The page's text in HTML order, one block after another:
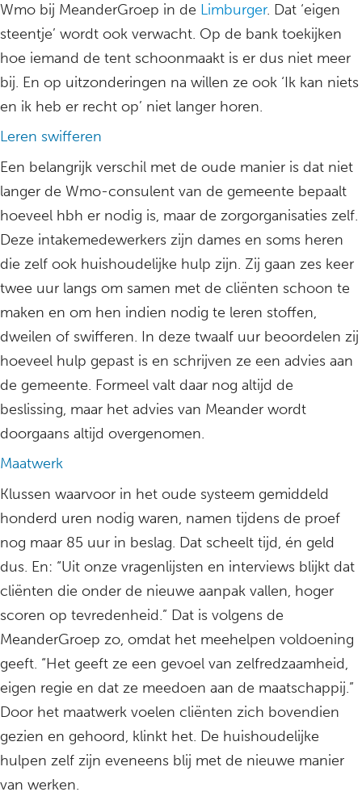
Wmo bij MeanderGroep in de Limburger. Dat ‘eigen
steentje’ wordt ook verwacht. Op de bank toekijken
hoe iemand de tent schoonmaakt is er dus niet meer
bij. En op uitzonderingen na willen ze ook ‘Ik kan niets
en ik heb er recht op’ niet langer horen.
Leren swifferen
Een belangrijk verschil met de oude manier is dat niet
langer de Wmo-consulent van de gemeente bepaalt
hoeveel hbh er nodig is, maar de zorgorganisaties zelf.
Deze intakemedewerkers zijn dames en soms heren
die zelf ook huishoudelijke hulp zijn. Zij gaan zes keer
twee uur langs om samen met de cliënten schoon te
maken en om hen indien nodig te leren stoffen,
dweilen of swifferen. In deze twaalf uur beoordelen zij
hoeveel hulp gepast is en schrijven ze een advies aan
de gemeente. Formeel valt daar nog altijd de
beslissing, maar het advies van Meander wordt
doorgaans altijd overgenomen.
Maatwerk
Klussen waarvoor in het oude systeem gemiddeld
honderd uren nodig waren, namen tijdens de proef
nog maar 85 uur in beslag. Dat scheelt tijd, én geld
dus. En: “Uit onze vragenlijsten en interviews blijkt dat
cliënten die onder de nieuwe aanpak vallen, hoger
scoren op tevredenheid.” Dat is volgens de
MeanderGroep zo, omdat het meehelpen voldoening
geeft. “Het geeft ze een gevoel van zelfredzaamheid,
eigen regie en dat ze meedoen aan de maatschappij.”
Door het maatwerk voelen cliënten zich bovendien
gezien en gehoord, klinkt het. De huishoudelijke
hulpen zelf zijn eveneens blij met de nieuwe manier
van werken.